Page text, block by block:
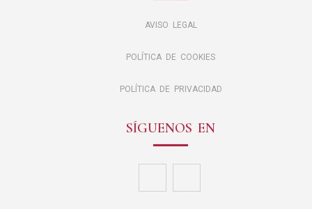
AVISO LEGAL
POLÍTICA DE COOKIES
POLÍTICA DE PRIVACIDAD
SÍGUENOS EN